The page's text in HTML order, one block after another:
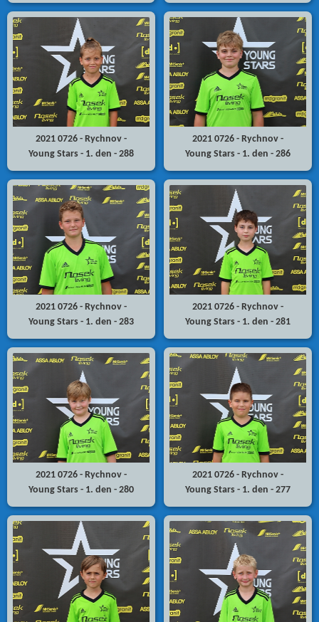
2021 0726 - Rychnov -
Young Stars - 1. den - 288
2021 0726 - Rychnov -
Young Stars - 1. den - 286
2021 0726 - Rychnov -
Young Stars - 1. den - 283
2021 0726 - Rychnov -
Young Stars - 1. den - 281
2021 0726 - Rychnov -
Young Stars - 1. den - 280
2021 0726 - Rychnov -
Young Stars - 1. den - 277